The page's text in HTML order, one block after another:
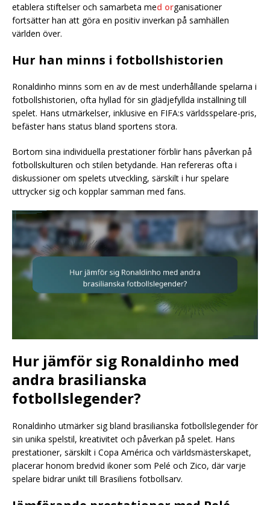
etablera stiftelser och samarbeta med organisationer
fortsätter han att göra en positiv inverkan på samhällen
världen över.
Hur han minns i fotbollshistorien
Ronaldinho minns som en av de mest underhållande spelarna i
fotbollshistorien, ofta hyllad för sin glädjefyllda inställning till
spelet. Hans utmärkelser, inklusive en FIFA:s världsspelare-pris,
befäster hans status bland sportens stora.
Bortom sina individuella prestationer förblir hans påverkan på
fotbollskulturen och stilen betydande. Han refereras ofta i
diskussioner om spelets utveckling, särskilt i hur spelare
uttrycker sig och kopplar samman med fans.
Hur jämför sig Ronaldinho med
andra brasilianska
fotbollslegender?
Ronaldinho utmärker sig bland brasilianska fotbollslegender för
sin unika spelstil, kreativitet och påverkan på spelet. Hans
prestationer, särskilt i Copa América och världsmästerskapet,
placerar honom bredvid ikoner som Pelé och Zico, där varje
spelare bidrar unikt till Brasiliens fotbollsarv.